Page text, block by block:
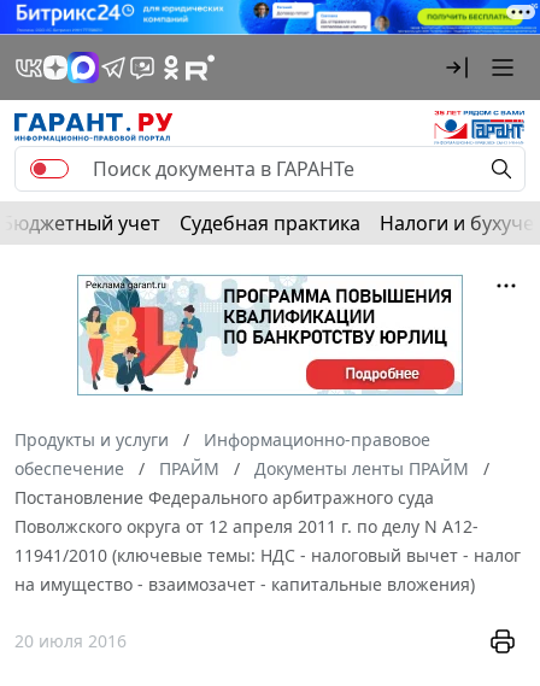
Бюджетный учет Судебная практика Налоги и
Продукты и услуги
Информационно-правовое
обеспечение
ПРАЙМ
Документы ленты ПРАЙМ
Постановление Федерального арбитражного суда
Поволжского округа от 12 апреля 2011 г. по делу N А12-
11941/2010 (ключевые темы: НДС - налоговый вычет - налог
на имущество - взаимозачет - капитальные вложения)
20 июля 2016